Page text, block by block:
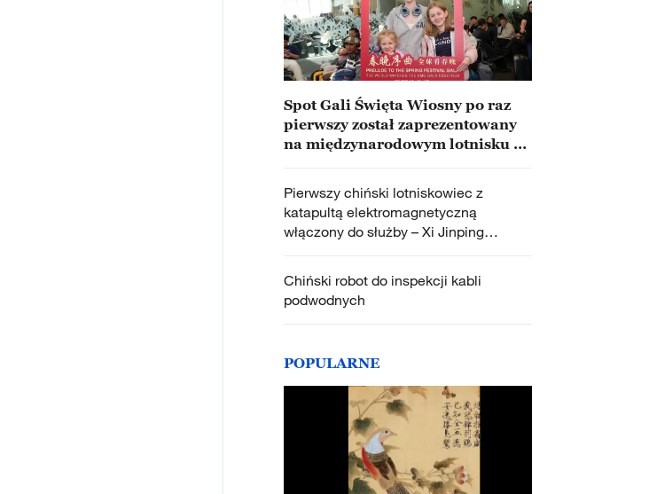
Spot Gali Święta Wiosny po raz
pierwszy został zaprezentowany
na międzynarodowym lotnisku w
Pierwszy chiński lotniskowiec z
katapultą elektromagnetyczną
włączony do służby – Xi Jinping
uczestniczył w ceremonii i dokonał
Chiński robot do inspekcji kabli
podwodnych
POPULARNE